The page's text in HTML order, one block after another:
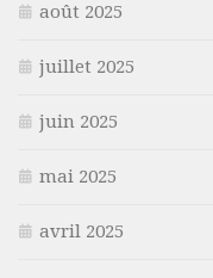
août 2025
juillet 2025
juin 2025
mai 2025
avril 2025